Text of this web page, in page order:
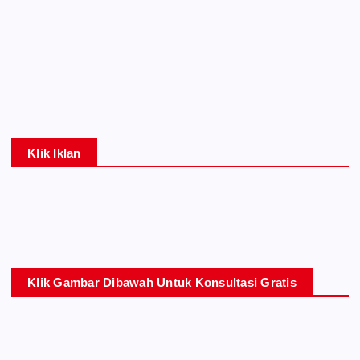
Klik Iklan
Klik Gambar Dibawah Untuk Konsultasi Gratis